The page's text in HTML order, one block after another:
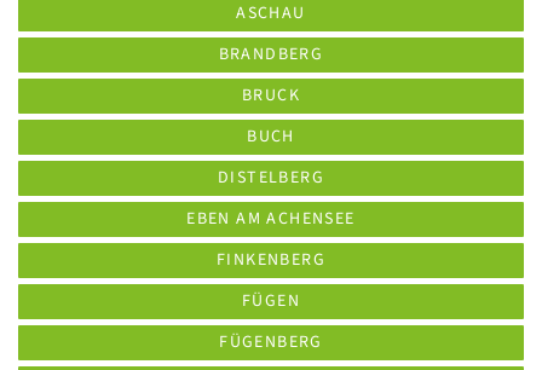
ASCHAU
BRANDBERG
BRUCK
BUCH
DISTELBERG
EBEN AM ACHENSEE
FINKENBERG
FÜGEN
FÜGENBERG